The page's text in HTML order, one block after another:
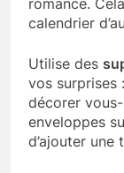
romance.
calendrier
Utilise des
vos surprises
décorer
enveloppes
d’ajouter une